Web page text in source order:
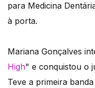
para Medicina
à porta.
Mariana Gonçalves
High" e conquistou o
Teve a primeira